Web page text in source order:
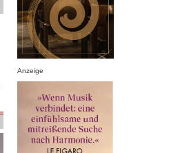
Anzeige